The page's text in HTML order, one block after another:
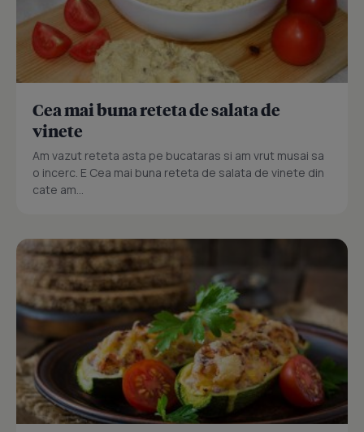
Cea mai buna reteta de salata de
vinete
Am vazut reteta asta pe bucataras si am vrut musai sa
o incerc. E Cea mai buna reteta de salata de vinete din
cate am...